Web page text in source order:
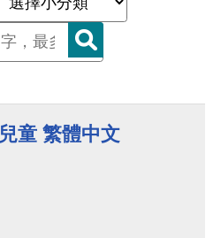
兒童 繁體中文